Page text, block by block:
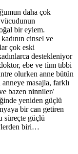
daha çok
bir eylem.
cinsel ve
çok eski
destekleniyor
ebe ve tüm tıbbi
olurken anne bütün
masajla, farklı
bazen ninniler/
yeniden güçlü
bir can getiren
süreçte güçlü
biri…